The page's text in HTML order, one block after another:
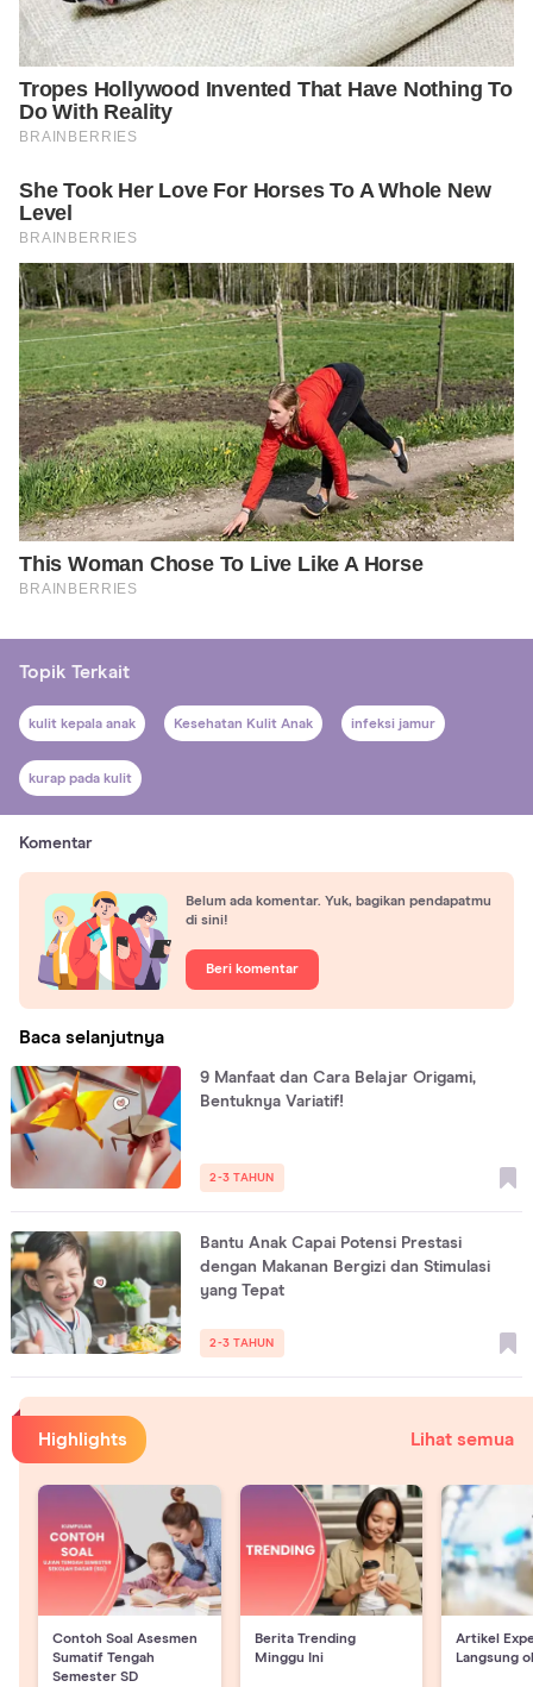
Topik Terkait
kulit kepala anak Kesehatan Kulit Anak infeksi jamur
kurap pada kulit
Komentar
Belum ada komentar. Yuk, bagikan pendapatmu
di sini!
Beri komentar
Baca selanjutnya
9 Manfaat dan Cara Belajar Origami,
Bentuknya Variatif!
2-3 TAHUN
Bantu Anak Capai Potensi Prestasi
dengan Makanan Bergizi dan Stimulasi
yang Tepat
2-3 TAHUN
Highlights Lihat semua
Contoh Soal Asesmen
Sumatif Tengah
Semester SD
Berita Trending
Minggu Ini
Artikel
Langsung